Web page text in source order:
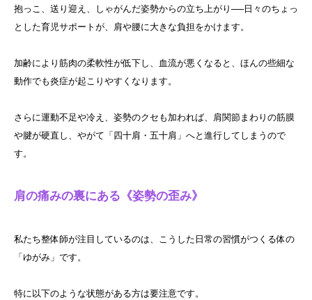
抱っこ、送り迎え、しゃがんだ姿勢からの立ち上がり──日々のちょっ
とした育児サポートが、肩や腰に大きな負担をかけます。
加齢により筋肉の柔軟性が低下し、血流が悪くなると、ほんの些細な
動作でも炎症が起こりやすくなります。
さらに運動不足や冷え、姿勢のクセも加われば、肩関節まわりの筋膜
や腱が硬直し、やがて「四十肩・五十肩」へと進行してしまうので
す。
肩の痛みの裏にある《姿勢の歪み》
私たち整体師が注目しているのは、こうした日常の習慣がつくる体の
「ゆがみ」です。
特に以下のような状態がある方は要注意です。